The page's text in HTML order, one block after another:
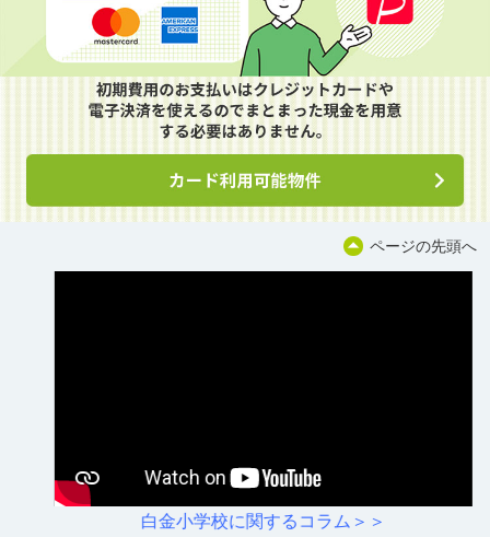
ページの先頭へ
白金小学校に関するコラム＞＞